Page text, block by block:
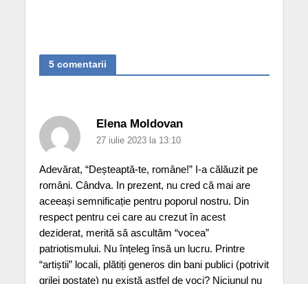
5 comentarii
Elena Moldovan
27 iulie 2023 la 13:10
Adevărat, “Deșteaptă-te, române!” I-a călăuzit pe
români. Cândva. In prezent, nu cred că mai are
aceeași semnificație pentru poporul nostru. Din
respect pentru cei care au crezut în acest
deziderat, merită să ascultăm “vocea”
patriotismului. Nu înțeleg însă un lucru. Printre
“artiștii” locali, plătiți generos din bani publici (potrivit
grilei postate) nu există astfel de voci? Niciunul nu